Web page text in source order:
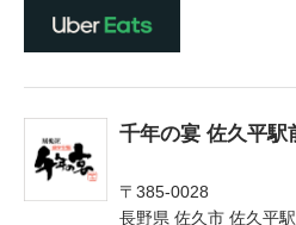
千年の宴 佐久平駅
〒385-0028
長野県 佐久市 佐久平